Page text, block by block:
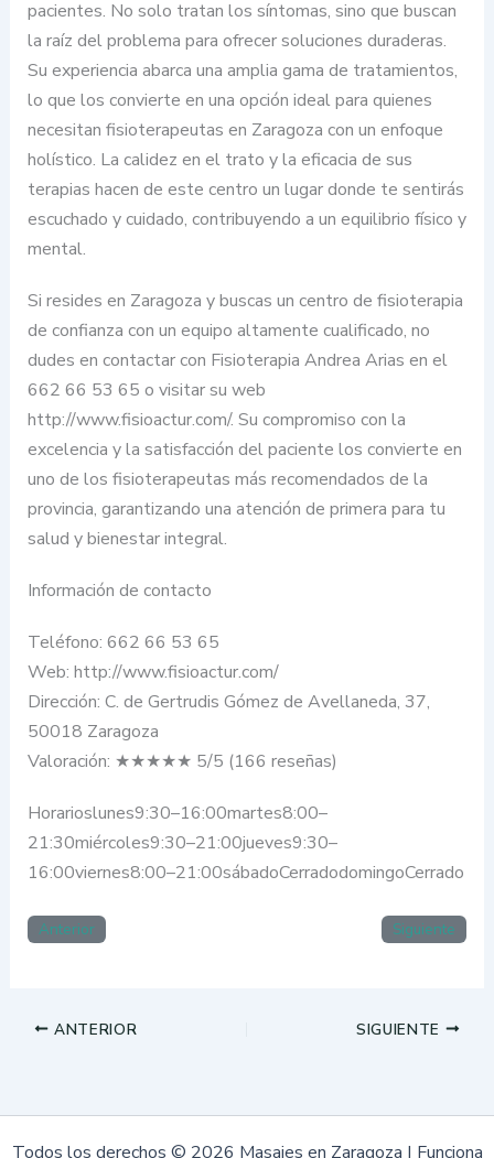
pacientes. No solo tratan los síntomas, sino que buscan
la raíz del problema para ofrecer soluciones duraderas.
Su experiencia abarca una amplia gama de tratamientos,
lo que los convierte en una opción ideal para quienes
necesitan fisioterapeutas en Zaragoza con un enfoque
holístico. La calidez en el trato y la eficacia de sus
terapias hacen de este centro un lugar donde te sentirás
escuchado y cuidado, contribuyendo a un equilibrio físico y
mental.
Si resides en Zaragoza y buscas un centro de fisioterapia
de confianza con un equipo altamente cualificado, no
dudes en contactar con Fisioterapia Andrea Arias en el
662 66 53 65 o visitar su web
http://www.fisioactur.com/. Su compromiso con la
excelencia y la satisfacción del paciente los convierte en
uno de los fisioterapeutas más recomendados de la
provincia, garantizando una atención de primera para tu
salud y bienestar integral.
Información de contacto
Teléfono: 662 66 53 65
Web: http://www.fisioactur.com/
Dirección: C. de Gertrudis Gómez de Avellaneda, 37,
50018 Zaragoza
Valoración: ★★★★★ 5/5 (166 reseñas)
Horarioslunes9:30–16:00martes8:00–
21:30miércoles9:30–21:00jueves9:30–
16:00viernes8:00–21:00sábadoCerradodomingoCerrado
Anterior Siguiente
ANTERIOR SIGUIENTE
Todos los derechos © 2026 Masajes en Zaragoza | Funciona